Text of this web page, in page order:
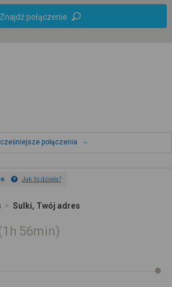
Znajdź połączenie
połączenia
Jak to działa?
Sulki, Twój adres
1h 56min